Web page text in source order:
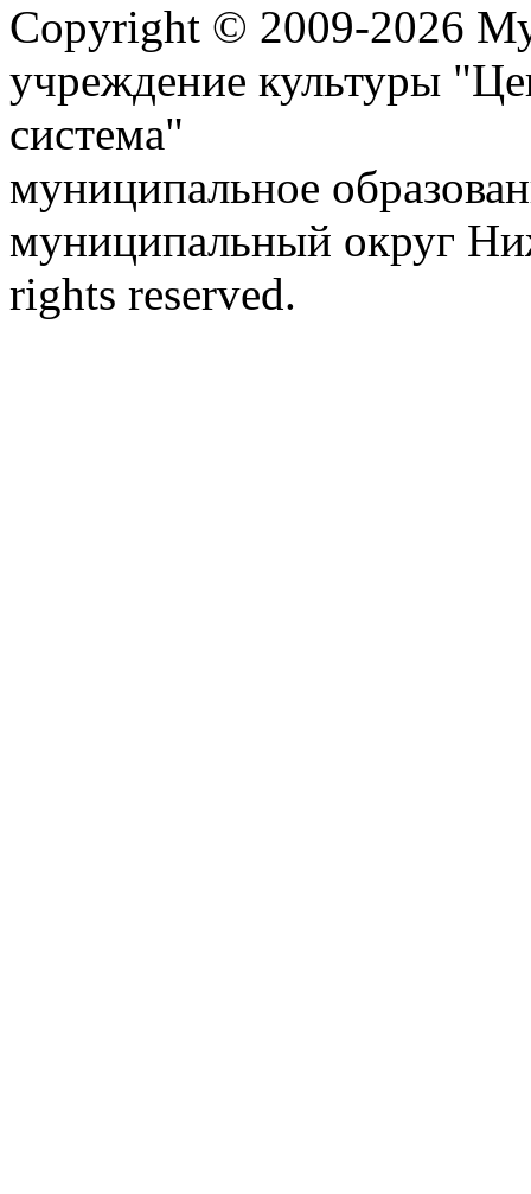
Copyright © 2009-2026
учреждение культуры
система"
муниципальное
муниципальный округ
rights reserved.